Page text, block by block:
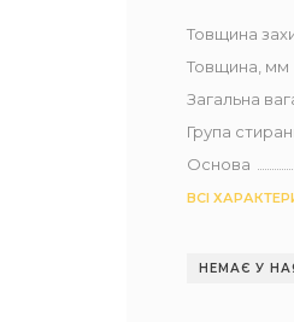
Товщина
Товщина, мм
Загальна
Група
Основа
ВСІ
НЕМАЄ У